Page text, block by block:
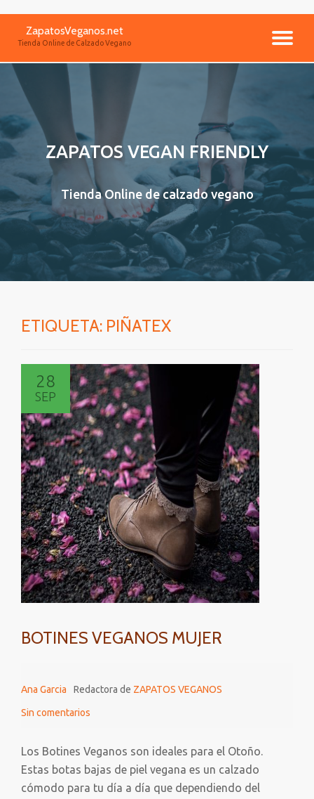
contenido
ZapatosVeganos.net
Tienda Online de Calzado Vegano
ZAPATOS VEGAN FRIENDLY
Tienda Online de calzado vegano
ETIQUETA: PIÑATEX
28
SEP
BOTINES VEGANOS MUJER
Ana Garcia Redactora de ZAPATOS VEGANOS
Sin comentarios
Los Botines Veganos son ideales para el Otoño.
Estas botas bajas de piel vegana es un calzado
cómodo para tu día a día que dependiendo del